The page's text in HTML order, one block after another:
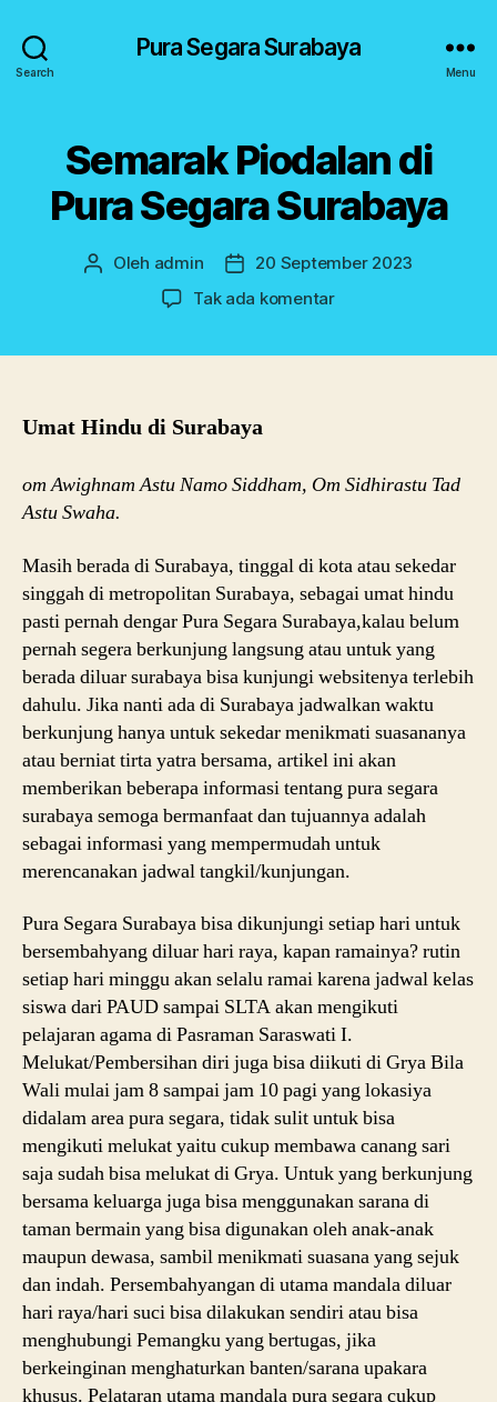
Search
Pura Segara Surabaya
Menu
Kategori
E
Semarak Piodalan di
Pura Segara Surabaya
Penulis
Oleh admin
Tanggal
artikel
20 September 2023
Tak ada komentarpada
Umat Hindu di Surabaya
om Awighnam Astu Namo Siddham, Om Sidhirastu Tad
Astu Swaha.
Masih berada di Surabaya, tinggal di kota atau sekedar
singgah di metropolitan Surabaya, sebagai umat hindu
pasti pernah dengar Pura Segara Surabaya,kalau belum
pernah segera berkunjung langsung atau untuk yang
berada diluar surabaya bisa kunjungi websitenya terlebih
dahulu. Jika nanti ada di Surabaya jadwalkan waktu
berkunjung hanya untuk sekedar menikmati suasananya
atau berniat tirta yatra bersama, artikel ini akan
memberikan beberapa informasi tentang pura segara
surabaya semoga bermanfaat dan tujuannya adalah
sebagai informasi yang mempermudah untuk
merencanakan jadwal tangkil/kunjungan.
Pura Segara Surabaya bisa dikunjungi setiap hari untuk
bersembahyang diluar hari raya, kapan ramainya? rutin
setiap hari minggu akan selalu ramai karena jadwal kelas
siswa dari PAUD sampai SLTA akan mengikuti
pelajaran agama di Pasraman Saraswati I.
Melukat/Pembersihan diri juga bisa diikuti di Grya Bila
Wali mulai jam 8 sampai jam 10 pagi yang lokasiya
didalam area pura segara, tidak sulit untuk bisa
mengikuti melukat yaitu cukup membawa canang sari
saja sudah bisa melukat di Grya. Untuk yang berkunjung
bersama keluarga juga bisa menggunakan sarana di
taman bermain yang bisa digunakan oleh anak-anak
maupun dewasa, sambil menikmati suasana yang sejuk
dan indah. Persembahyangan di utama mandala diluar
hari raya/hari suci bisa dilakukan sendiri atau bisa
menghubungi Pemangku yang bertugas, jika
berkeinginan menghaturkan banten/sarana upakara
khusus. Pelataran utama mandala pura segara cukup